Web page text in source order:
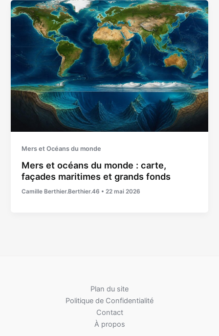
Mers et Océans du monde
Mers et océans du monde : carte,
façades maritimes et grands fonds
Camille Berthier.Berthier.46 •22 mai 2026
Plan du site
Politique de Confidentialité
Contact
À propos